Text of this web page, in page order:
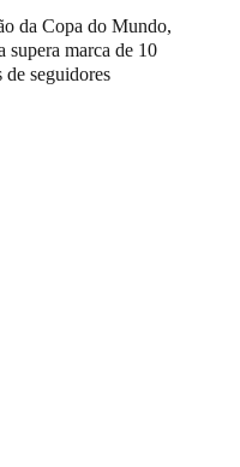
da Copa do Mundo,
supera marca de 10
de seguidores